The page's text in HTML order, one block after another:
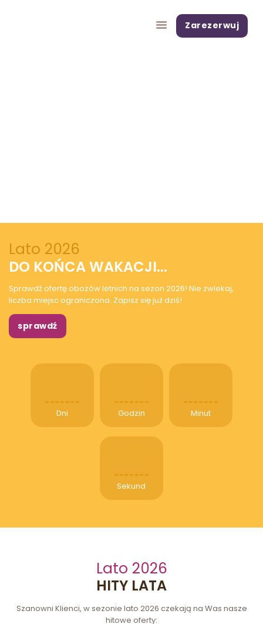
Zarezerwuj
KONTAKT
Lato 2026
DO KOŃCA WAKACJI...
Sprawdź ofertę obozów letnich na sezon 2026! Nie zwlekaj,
liczba miejsc ograniczona. Zapisz się już dziś!
sprawdź
Dni Godzin Minut
Sekund
Lato 2026
HITY LATA
Szanowni Klienci, w sezonie lato 2026 czekają na Was nasze
hitowe oferty: